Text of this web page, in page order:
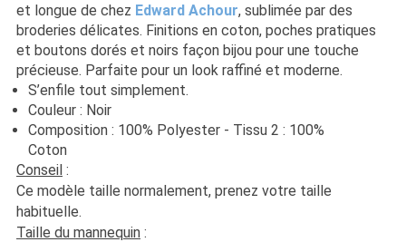
et longue de chez Edward Achour, sublimée par des
broderies délicates. Finitions en coton, poches pratiques
et boutons dorés et noirs façon bijou pour une touche
précieuse. Parfaite pour un look raffiné et moderne.
S’enfile tout simplement.
Couleur : Noir
Composition : 100% Polyester - Tissu 2 : 100%
Conseil :
Ce modèle taille normalement, prenez votre taille
habituelle.
Taille du mannequin :